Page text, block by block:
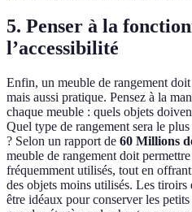
5. Penser à la
l’accessibilité
Enfin, un meuble de rangement
mais aussi pratique. Pensez à la
chaque meuble : quels objets
Quel type de rangement sera le
? Selon un rapport de 60 Millions
meuble de rangement doit
fréquemment utilisés, tout en
des objets moins utilisés. Les tiroirs
être idéaux pour conserver les